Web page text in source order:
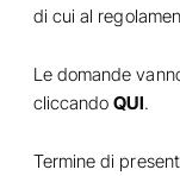
di cui al
Le domande
cliccandoQUI.
Termine di